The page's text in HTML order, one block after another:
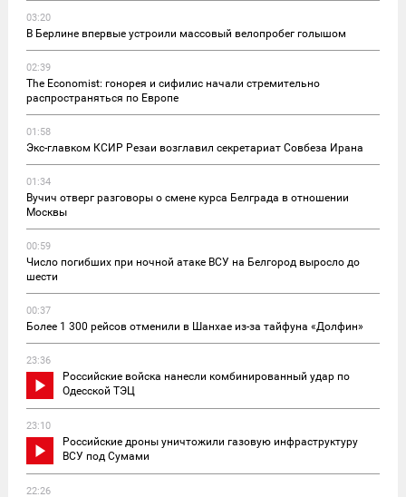
03:20
В Берлине впервые устроили массовый велопробег голышом
02:39
The Economist: гонорея и сифилис начали стремительно
распространяться по Европе
01:58
Экс-главком КСИР Резаи возглавил секретариат Совбеза Ирана
01:34
Вучич отверг разговоры о смене курса Белграда в отношении
Москвы
00:59
Число погибших при ночной атаке ВСУ на Белгород выросло до
шести
00:37
Более 1 300 рейсов отменили в Шанхае из-за тайфуна «Долфин»
23:36
Российские войска нанесли комбинированный удар по
Одесской ТЭЦ
23:10
Российские дроны уничтожили газовую инфраструктуру
ВСУ под Сумами
22:26